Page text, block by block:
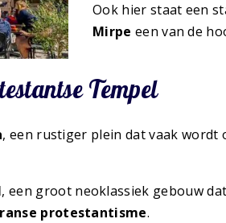
Ook hier staat een
Mirpe een van de
Tempel
, een rustiger plein dat vaak wordt
, een groot neoklassiek gebouw
protestantisme.